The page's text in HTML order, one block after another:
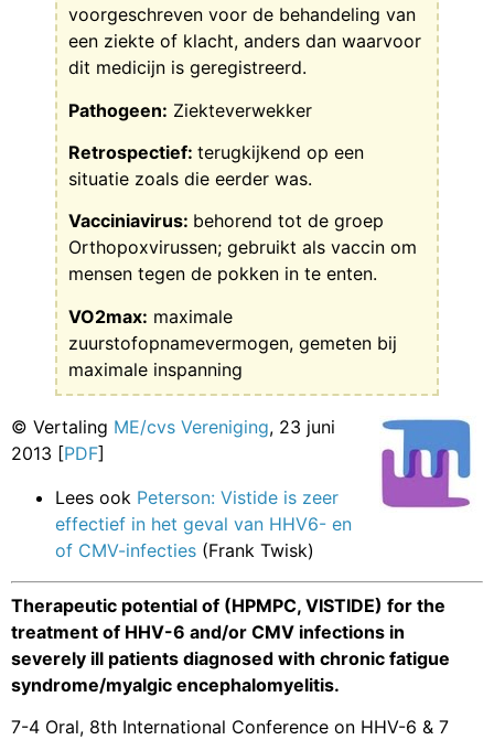
voorgeschreven voor de behandeling van
een ziekte of klacht, anders dan waarvoor
dit medicijn is geregistreerd.
Pathogeen: Ziekteverwekker
Retrospectief: terugkijkend op een
situatie zoals die eerder was.
Vacciniavirus: behorend tot de groep
Orthopoxvirussen; gebruikt als vaccin om
mensen tegen de pokken in te enten.
VO2max: maximale
zuurstofopnamevermogen, gemeten bij
maximale inspanning
© Vertaling ME/cvs Vereniging, 23 juni
2013 [PDF]
Lees ook Peterson: Vistide is zeer
effectief in het geval van HHV6- en
of CMV-infecties (Frank Twisk)
Therapeutic potential of (HPMPC, VISTIDE) for the
treatment of HHV-6 and/or CMV infections in
severely ill patients diagnosed with chronic fatigue
syndrome/myalgic encephalomyelitis.
7-4 Oral, 8th International Conference on HHV-6 & 7